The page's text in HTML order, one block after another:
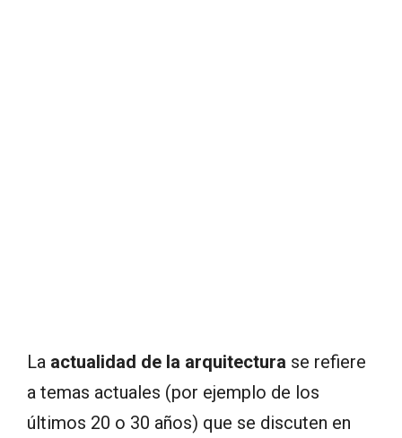
La actualidad de la arquitectura se refiere
a temas actuales (por ejemplo de los
últimos 20 o 30 años) que se discuten en